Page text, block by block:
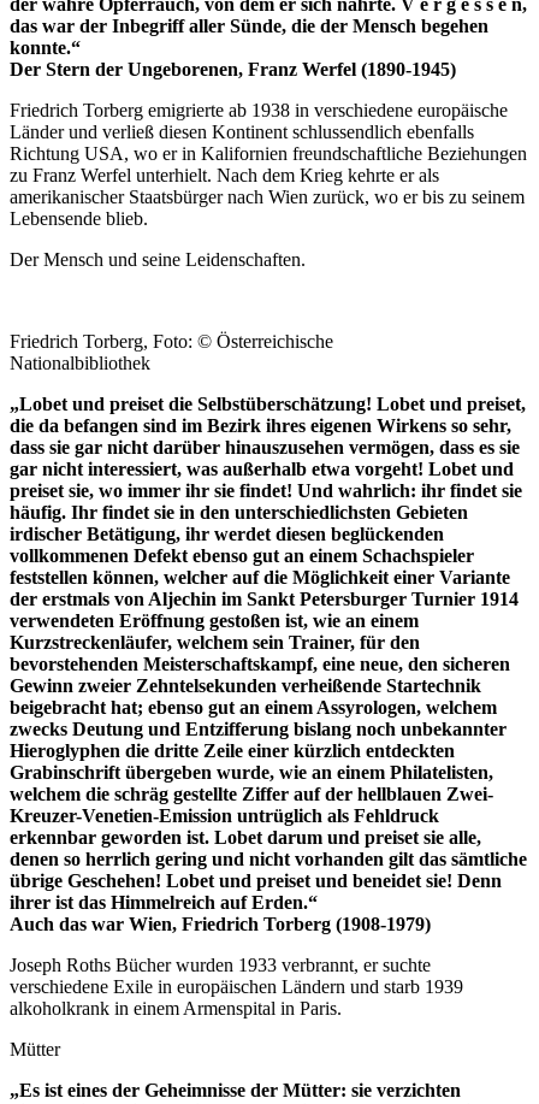
das war der Inbegriff aller Sünde, die der Mensch begehen
konnte.“
Der Stern der Ungeborenen, Franz Werfel (1890-1945)
Friedrich Torberg emigrierte ab 1938 in verschiedene europäische
Länder und verließ diesen Kontinent schlussendlich ebenfalls
Richtung USA, wo er in Kalifornien freundschaftliche Beziehungen
zu Franz Werfel unterhielt. Nach dem Krieg kehrte er als
amerikanischer Staatsbürger nach Wien zurück, wo er bis zu seinem
Lebensende blieb.
Der Mensch und seine Leidenschaften.
Friedrich Torberg, Foto: © Österreichische
Nationalbibliothek
„Lobet und preiset die Selbstüberschätzung! Lobet und preiset,
die da befangen sind im Bezirk ihres eigenen Wirkens so sehr,
dass sie gar nicht darüber hinauszusehen vermögen, dass es sie
gar nicht interessiert, was außerhalb etwa vorgeht! Lobet und
preiset sie, wo immer ihr sie findet! Und wahrlich: ihr findet sie
häufig. Ihr findet sie in den unterschiedlichsten Gebieten
irdischer Betätigung, ihr werdet diesen beglückenden
vollkommenen Defekt ebenso gut an einem Schachspieler
feststellen können, welcher auf die Möglichkeit einer Variante
der erstmals von Aljechin im Sankt Petersburger Turnier 1914
verwendeten Eröffnung gestoßen ist, wie an einem
Kurzstreckenläufer, welchem sein Trainer, für den
bevorstehenden Meisterschaftskampf, eine neue, den sicheren
Gewinn zweier Zehntelsekunden verheißende Startechnik
beigebracht hat; ebenso gut an einem Assyrologen, welchem
zwecks Deutung und Entzifferung bislang noch unbekannter
Hieroglyphen die dritte Zeile einer kürzlich entdeckten
Grabinschrift übergeben wurde, wie an einem Philatelisten,
welchem die schräg gestellte Ziffer auf der hellblauen Zwei-
Kreuzer-Venetien-Emission untrüglich als Fehldruck
erkennbar geworden ist. Lobet darum und preiset sie alle,
denen so herrlich gering und nicht vorhanden gilt das sämtliche
übrige Geschehen! Lobet und preiset und beneidet sie! Denn
ihrer ist das Himmelreich auf Erden.“
Auch das war Wien, Friedrich Torberg (1908-1979)
Joseph Roths Bücher wurden 1933 verbrannt, er suchte
verschiedene Exile in europäischen Ländern und starb 1939
alkoholkrank in einem Armenspital in Paris.
Mütter
„Es ist eines der Geheimnisse der Mütter: sie verzichten